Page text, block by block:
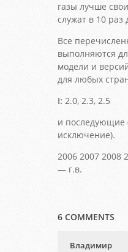
газы лучше
служат в 10 раз
Все
выполняются
модели и
для любых
I: 2.0, 2.3, 2.5
и последующие
исключение).
2006 2007 2008
— г.в.
6 COMMENTS
Владимир